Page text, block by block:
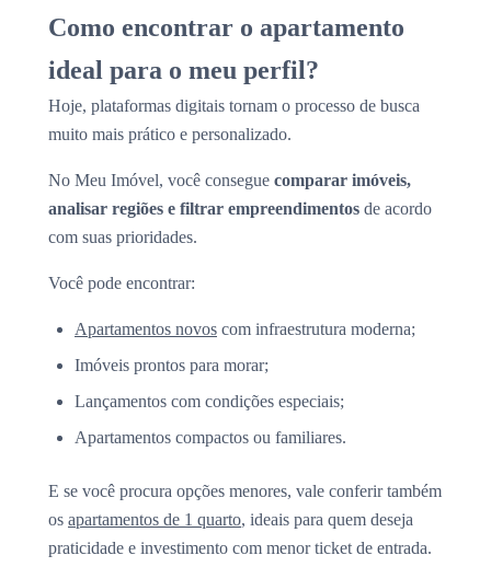
Como encontrar o apartamento
ideal para o meu perfil?
Hoje, plataformas digitais tornam o processo de busca
muito mais prático e personalizado.
No Meu Imóvel, você consegue comparar imóveis,
analisar regiões e filtrar empreendimentos de acordo
com suas prioridades.
Você pode encontrar:
Apartamentos novos com infraestrutura moderna;
Imóveis prontos para morar;
Lançamentos com condições especiais;
Apartamentos compactos ou familiares.
E se você procura opções menores, vale conferir também
os apartamentos de 1 quarto, ideais para quem deseja
praticidade e investimento com menor ticket de entrada.